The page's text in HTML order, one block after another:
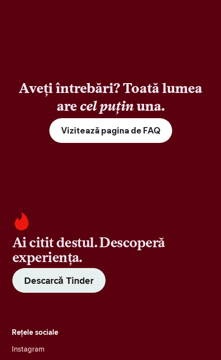
Aveți întrebări? Toată lumea
arecel puținuna.
Vizitează pagina de FAQ
Ai citit destul. Descoperă
experiența.
Descarcă Tinder
Rețele sociale
Instagram